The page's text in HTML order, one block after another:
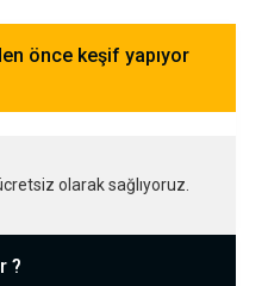
önce keşif yapıyor
olarak sağlıyoruz.
?